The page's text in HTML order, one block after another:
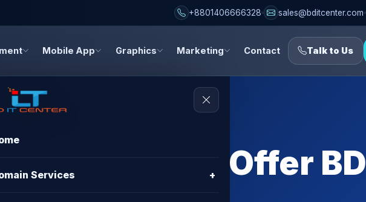
+8801406666328 sales@bditcenter.com
Mobile App Graphics Marketing Contact Talk to Us
Services +
Pay Monthly Offer BD